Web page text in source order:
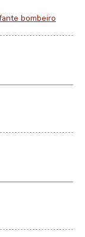
bombeiro